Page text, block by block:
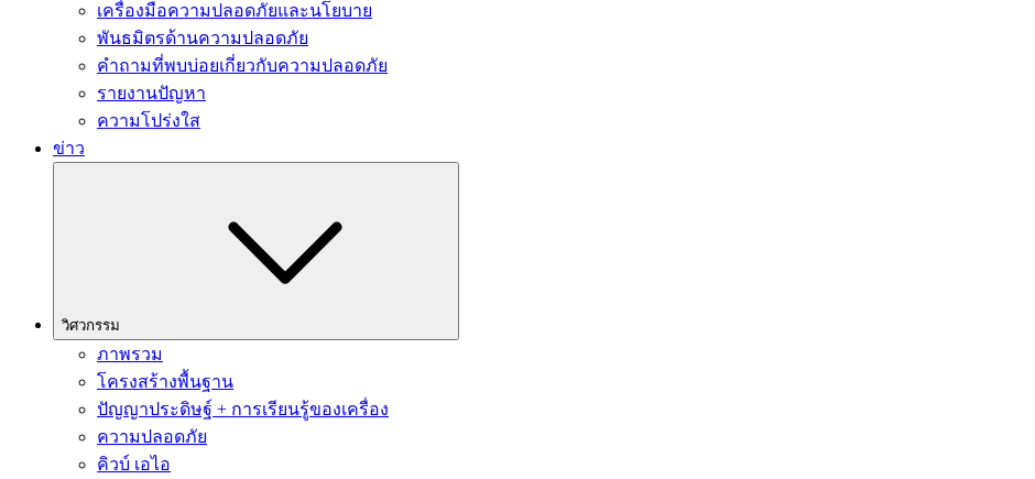
เครื่องมือความปลอดภัยและนโยบาย
พันธมิตรด้านความปลอดภัย
คำถามที่พบบ่อยเกี่ยวกับความปลอดภัย
รายงานปัญหา
ความโปร่งใส
ข่าว
วิศวกรรม
ภาพรวม
โครงสร้างพื้นฐาน
ปัญญาประดิษฐ์ + การเรียนรู้ของเครื่อง
ความปลอดภัย
คิวบ์ เอไอ